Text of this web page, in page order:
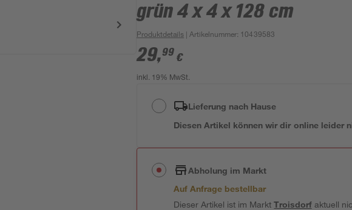
grün 4 x 4 x 128 cm
Produktdetails | Artikelnummer: 10439583
29,99 €
inkl. 19% MwSt.
Lieferung nach Hause
Diesen Artikel können wir dir online leider
Abholung im Markt
Auf Anfrage bestellbar
Dieser Artikel ist im MarktTroisdorfaktuell